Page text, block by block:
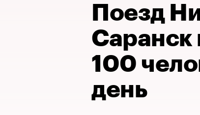
Спецпроекты Проверка
Рынок наличной валюты
Поезд
Саранск
100
день